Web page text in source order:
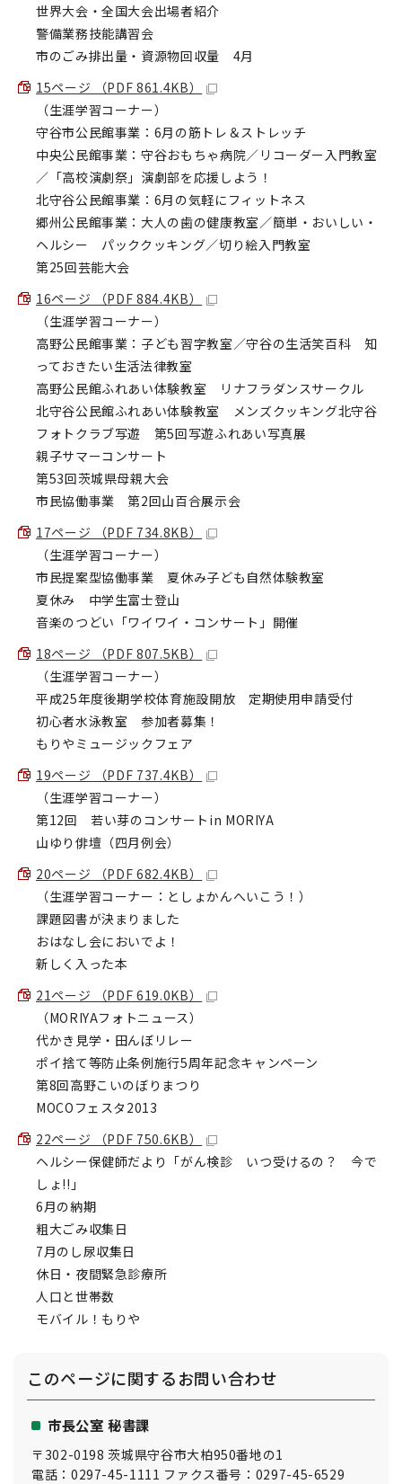
世界大会・全国大会出場者紹介
警備業務技能講習会
市のごみ排出量・資源物回収量 4月
15ページ （PDF 861.4KB）
（生涯学習コーナー）
守谷市公民館事業：6月の筋トレ＆ストレッチ
中央公民館事業：守谷おもちゃ病院／リコーダー入門教室
／「高校演劇祭」演劇部を応援しよう！
北守谷公民館事業：6月の気軽にフィットネス
郷州公民館事業：大人の歯の健康教室／簡単・おいしい・
ヘルシー パッククッキング／切り絵入門教室
第25回芸能大会
16ページ （PDF 884.4KB）
（生涯学習コーナー）
高野公民館事業：子ども習字教室／守谷の生活笑百科 知
っておきたい生活法律教室
高野公民館ふれあい体験教室 リナフラダンスサークル
北守谷公民館ふれあい体験教室 メンズクッキング北守谷
フォトクラブ写遊 第5回写遊ふれあい写真展
親子サマーコンサート
第53回茨城県母親大会
市民協働事業 第2回山百合展示会
17ページ （PDF 734.8KB）
（生涯学習コーナー）
市民提案型協働事業 夏休み子ども自然体験教室
夏休み 中学生富士登山
音楽のつどい「ワイワイ・コンサート」開催
18ページ （PDF 807.5KB）
（生涯学習コーナー）
平成25年度後期学校体育施設開放 定期使用申請受付
初心者水泳教室 参加者募集！
もりやミュージックフェア
19ページ （PDF 737.4KB）
（生涯学習コーナー）
第12回 若い芽のコンサートin MORIYA
山ゆり俳壇（四月例会）
20ページ （PDF 682.4KB）
（生涯学習コーナー：としょかんへいこう！）
課題図書が決まりました
おはなし会においでよ！
新しく入った本
21ページ （PDF 619.0KB）
（MORIYAフォトニュース）
代かき見学・田んぼリレー
ポイ捨て等防止条例施行5周年記念キャンペーン
第8回高野こいのぼりまつり
MOCOフェスタ2013
22ページ （PDF 750.6KB）
ヘルシー保健師だより「がん検診 いつ受けるの？ 今で
しょ!!」
6月の納期
粗大ごみ収集日
7月のし尿収集日
休日・夜間緊急診療所
人口と世帯数
モバイル！もりや
このページに関するお問い合わせ
市長公室 秘書課
〒302-0198 茨城県守谷市大柏950番地の1
電話：0297-45-1111 ファクス番号：0297-45-6529